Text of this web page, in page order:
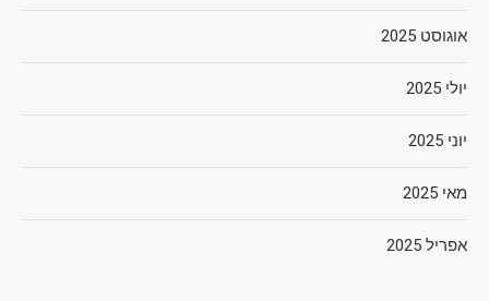
אוגוסט 2025
יולי 2025
יוני 2025
מאי 2025
אפריל 2025